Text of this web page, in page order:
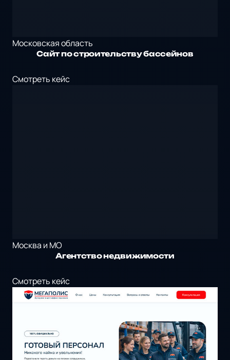
Московская область
Сайт по строительству бассейнов
Смотреть кейс
Москва и МО
Агентство недвижимости
Смотреть кейс